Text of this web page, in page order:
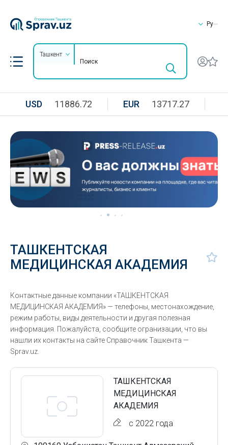
Ру
Ташкент
USD 11886.72 EUR 13717.27
ТАШКЕНТСКАЯ
МЕДИЦИНСКАЯ АКАДЕМИЯ
Контактные данные компании «ТАШКЕНТСКАЯ
МЕДИЦИНСКАЯ АКАДЕМИЯ» — телефоны, местонахождение,
режим работы, виды деятельности и другая полезная
информация. Пожалуйста, сообщите огранизации, что вы
нашли их контакты на сайте Справочник Ташкента —
Sprav.uz.
ТАШКЕНТСКАЯ
МЕДИЦИНСКАЯ
АКАДЕМИЯ
с 2022 года